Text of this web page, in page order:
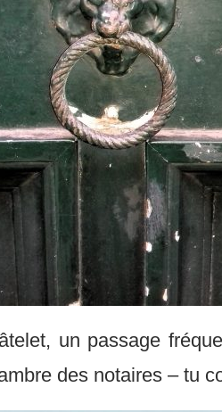
un passage
des notaires – tu